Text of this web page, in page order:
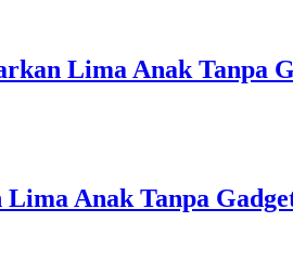
Lima Anak Tanpa
Anak Tanpa